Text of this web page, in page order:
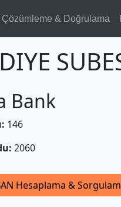
Çözümleme & Doğrulama
Bank
146
2060
Hesaplama &